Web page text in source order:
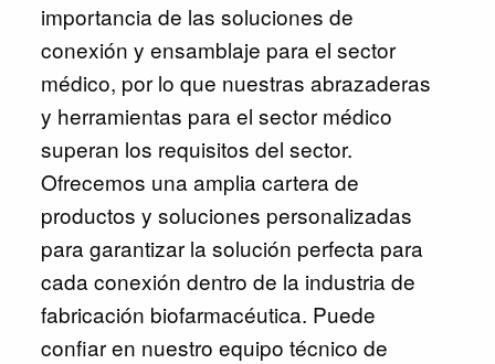
importancia de las soluciones de
conexión y ensamblaje para el sector
médico, por lo que nuestras abrazaderas
y herramientas para el sector médico
superan los requisitos del sector.
Ofrecemos una amplia cartera de
productos y soluciones personalizadas
para garantizar la solución perfecta para
cada conexión dentro de la industria de
fabricación biofarmacéutica. Puede
confiar en nuestro equipo técnico de